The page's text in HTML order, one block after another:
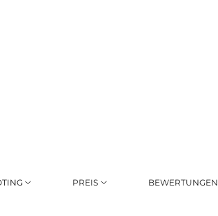
PREIS
BEWERTUNGEN